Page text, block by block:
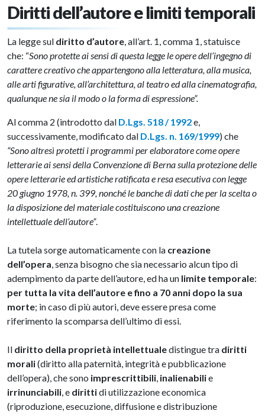
Diritti dell’autore e limiti temporali
La legge sul diritto d’autore, all’art. 1, comma 1, statuisce
che: “Sono protette ai sensi di questa legge le opere dell’ingegno di
carattere creativo che appartengono alla letteratura, alla musica,
alle arti figurative, all’architettura, al teatro ed alla cinematografia,
qualunque ne sia il modo o la forma di espressione”.
Al comma 2 (introdotto dal D.Lgs. 518 / 1992e,
successivamente, modificato dal D.Lgs. n. 169/1999) che
“Sono altresì protetti i programmi per elaboratore come opere
letterarie ai sensi della Convenzione di Berna sulla protezione delle
opere letterarie ed artistiche ratificata e resa esecutiva con legge
20 giugno 1978, n. 399, nonché le banche di dati che per la scelta o
la disposizione del materiale costituiscono una creazione
intellettuale dell’autore”.
La tutela sorge automaticamente con la creazione
dell’opera, senza bisogno che sia necessario alcun tipo di
adempimento da parte dell’autore, ed ha un limite temporale:
per tutta la vita dell’autore e fino a 70 anni dopo la sua
morte; in caso di più autori, deve essere presa come
riferimento la scomparsa dell’ultimo di essi.
Il diritto della proprietà intellettualedistingue tra diritti
morali(diritto alla paternità, integrità e pubblicazione
dell’opera), che sono imprescrittibili, inalienabilie
irrinunciabili, e dirittidi utilizzazioneeconomica
(riproduzione, esecuzione, diffusione e distribuzione